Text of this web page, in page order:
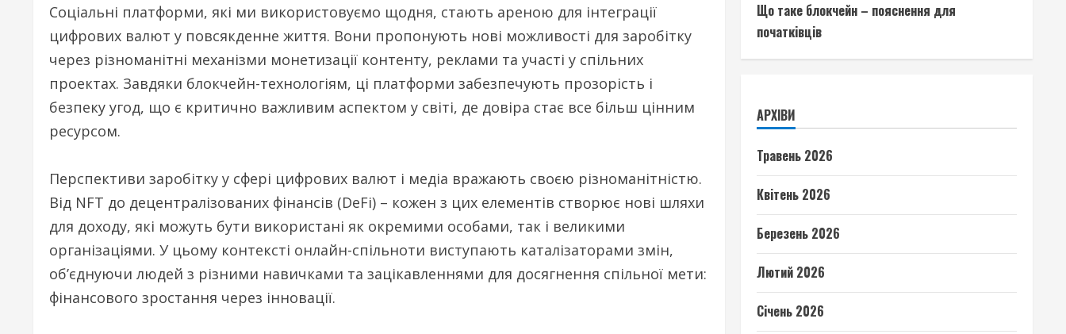
Соціальні платформи, які ми використовуємо щодня, стають ареною для інтеграції
цифрових валют у повсякденне життя. Вони пропонують нові можливості для заробітку
через різноманітні механізми монетизації контенту, реклами та участі у спільних
проектах. Завдяки блокчейн-технологіям, ці платформи забезпечують прозорість і
безпеку угод, що є критично важливим аспектом у світі, де довіра стає все більш цінним
ресурсом.
Перспективи заробітку у сфері цифрових валют і медіа вражають своєю різноманітністю.
Від NFT до децентралізованих фінансів (DeFi) – кожен з цих елементів створює нові шляхи
для доходу, які можуть бути використані як окремими особами, так і великими
організаціями. У цьому контексті онлайн-спільноти виступають каталізаторами змін,
об’єднуючи людей з різними навичками та зацікавленнями для досягнення спільної мети:
фінансового зростання через інновації.
Що таке блокчейн – пояснення для
початківців
АРХІВИ
Травень 2026
Квітень 2026
Березень 2026
Лютий 2026
Січень 2026